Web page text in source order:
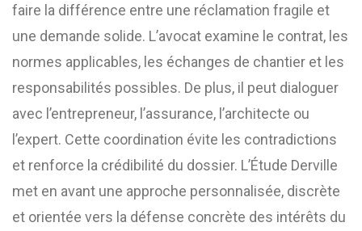
faire la différence entre une réclamation fragile et
une demande solide. L’avocat examine le contrat, les
normes applicables, les échanges de chantier et les
responsabilités possibles. De plus, il peut dialoguer
avec l’entrepreneur, l’assurance, l’architecte ou
l’expert. Cette coordination évite les contradictions
et renforce la crédibilité du dossier. L’Étude Derville
met en avant une approche personnalisée, discrète
et orientée vers la défense concrète des intérêts du